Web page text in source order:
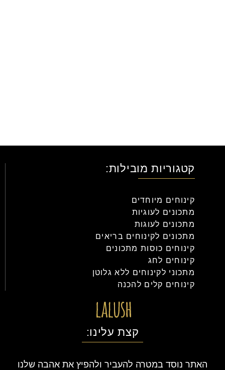
קטגוריות מובילות:
קינוחים מיוחדים
מתכונים לעוגיות
מתכונים לעוגות
מתכונים לקינוחים בריאים
קינוחים כוסות מתכונים
קינוחים לחג
מתכוני לקינוחים ללא גלוטן
קינוחים קלים להכנה
קצת עלינו:
האתר נוסד במטרה להעביר ולהפיץ את אהבה שלנו